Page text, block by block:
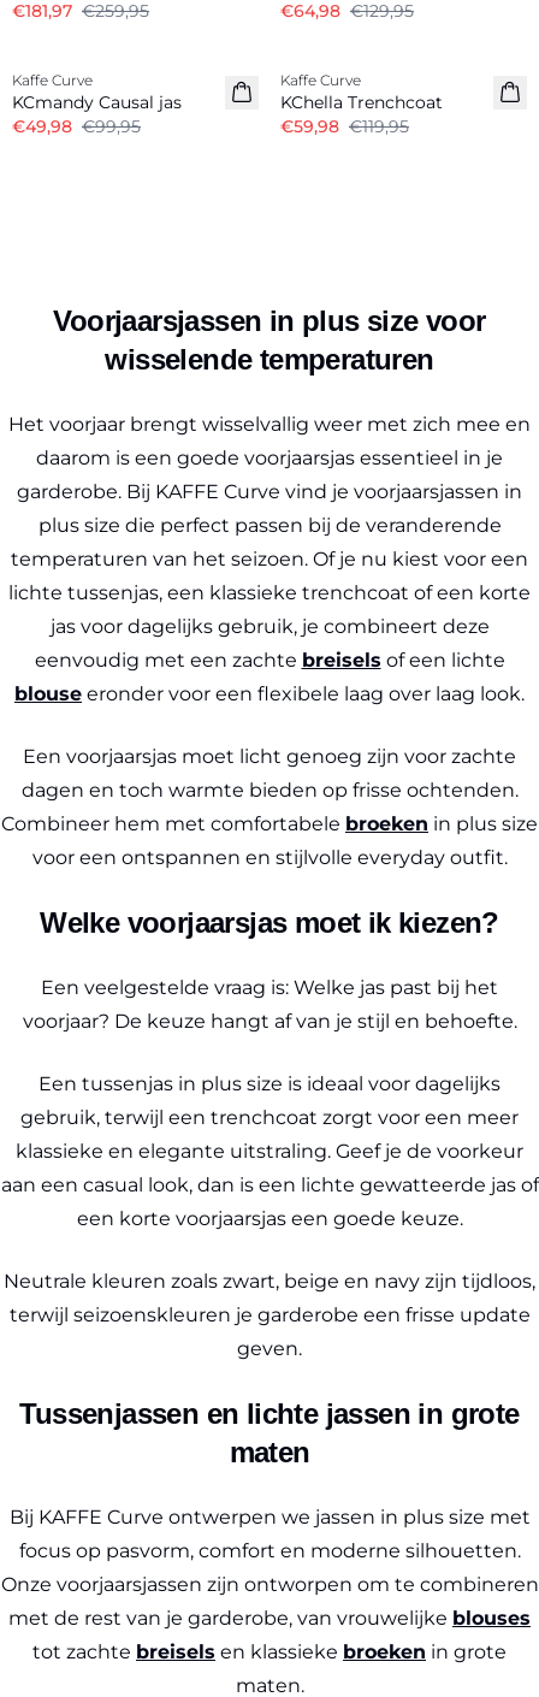
€181,97 €259,95 €64,98 €129,95
Kaffe Curve
KCmandy Causal jas
€49,98 €99,95
Kaffe Curve
KChella Trenchcoat
€59,98 €119,95
Voorjaarsjassen in plus size voor
wisselende temperaturen
Het voorjaar brengt wisselvallig weer met zich mee en
daarom is een goede voorjaarsjas essentieel in je
garderobe. Bij KAFFE Curve vind je voorjaarsjassen in
plus size die perfect passen bij de veranderende
temperaturen van het seizoen. Of je nu kiest voor een
lichte tussenjas, een klassieke trenchcoat of een korte
jas voor dagelijks gebruik, je combineert deze
eenvoudig met een zachte breisels of een lichte
blouse eronder voor een flexibele laag over laag look.
Een voorjaarsjas moet licht genoeg zijn voor zachte
dagen en toch warmte bieden op frisse ochtenden.
Combineer hem met comfortabele broeken in plus size
voor een ontspannen en stijlvolle everyday outfit.
Welke voorjaarsjas moet ik kiezen?
Een veelgestelde vraag is: Welke jas past bij het
voorjaar? De keuze hangt af van je stijl en behoefte.
Een tussenjas in plus size is ideaal voor dagelijks
gebruik, terwijl een trenchcoat zorgt voor een meer
klassieke en elegante uitstraling. Geef je de voorkeur
aan een casual look, dan is een lichte gewatteerde jas of
een korte voorjaarsjas een goede keuze.
Neutrale kleuren zoals zwart, beige en navy zijn tijdloos,
terwijl seizoenskleuren je garderobe een frisse update
geven.
Tussenjassen en lichte jassen in grote
maten
Bij KAFFE Curve ontwerpen we jassen in plus size met
focus op pasvorm, comfort en moderne silhouetten.
Onze voorjaarsjassen zijn ontworpen om te combineren
met de rest van je garderobe, van vrouwelijke blouses
tot zachte breisels en klassieke broeken in grote
maten.